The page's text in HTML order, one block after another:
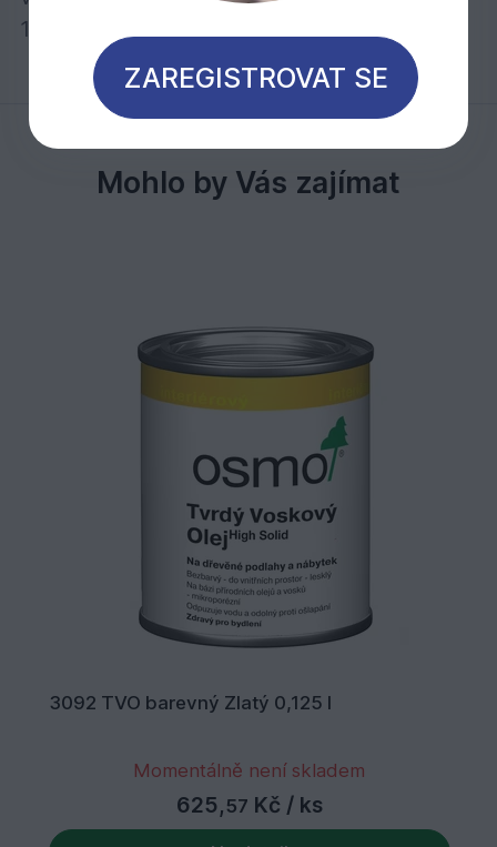
1 litr stačí při jednom nátěru na cca 30 m2
Mohlo by Vás zajímat
3092 TVO barevný Zlatý 0,125 l
Momentálně není skladem
625, 57 Kč / ks
ZAREGISTROVAT SE